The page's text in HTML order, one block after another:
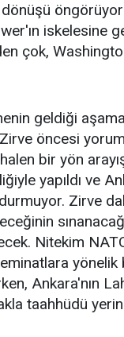
iskelesine
çok,
geldiği
öncesi
bir yön
yapıldı ve
Zirve
Nitekim
Ankara'nın
taahhüdü